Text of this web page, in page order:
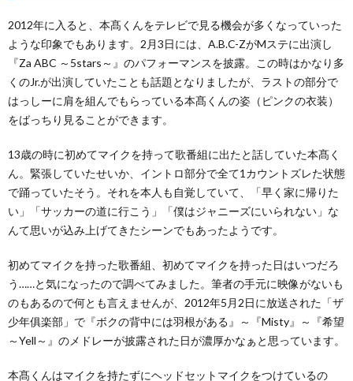
2012年に入ると、本髙くんをテレビで見る機会が多くなっていった
ような印象でもあります。2月3日には、A.B.C-ZがMステに出演し
『Za ABC ～5stars～』のパフォーマンスを披露。この時はかなり多
くのJr.が出演していたことも話題となりましたが、ラストの部分で
はっしーに肩を組んでもらっている本髙くんの姿（ピンクの衣装）
をばっちり見ることができます。
13歳の時に初めてマイクを持って歌番組に出たと話していた本髙く
ん。緊張していたせいか、イントロ部分で全て1カウントズレた状態
で踊っていたそう。それを本人も自覚していて、「早く家に帰りた
い」「サッカーの道に行こう」「僕はジャニーズにいられない」な
んて思いが込み上げてきたシーンでもあったようです。
初めてマイクを持った歌番組、初めてマイクを持った日はいつだろ
う……と気になったので調べてみました。筆者の手元に映像がないも
のもあるので何とも言えませんが、2012年5月2日に放送された「ザ
少年俱楽部」で『ボクの背中には羽根がある』～『Misty』～『希望
～Yell～』のメドレーが披露された日が濃厚かなぁと思っています。
本髙くんはマイクを持たずにヘッドセットマイクをつけているの